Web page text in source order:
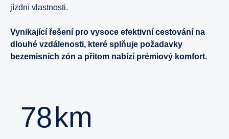
jízdní vlastnosti.
Vynikající řešení pro vysoce efektivní cestování na
dlouhé vzdálenosti, které splňuje požadavky
bezemisních zón a přitom nabízí prémiový komfort.
78km